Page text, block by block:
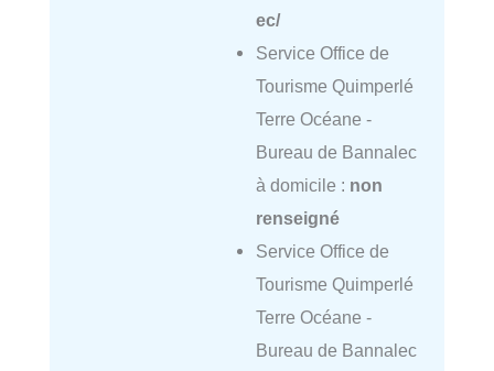
ec/
Service Office de
Tourisme Quimperlé
Terre Océane -
Bureau de Bannalec
à domicile : non
renseigné
Service Office de
Tourisme Quimperlé
Terre Océane -
Bureau de Bannalec